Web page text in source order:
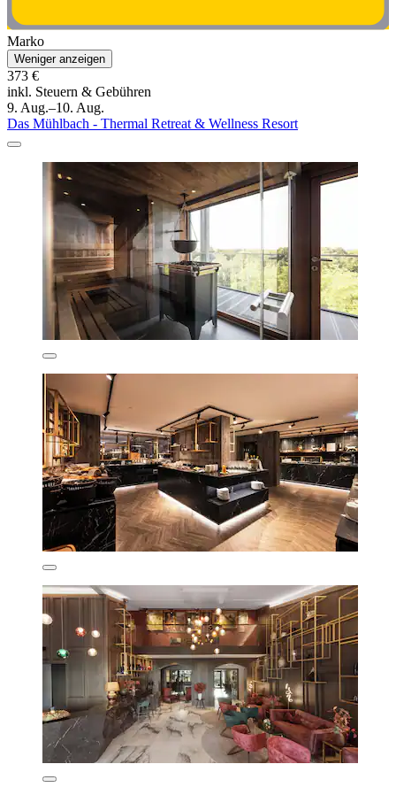
Marko
Weniger anzeigen
373 €
inkl. Steuern & Gebühren
9. Aug.–10. Aug.
Das Mühlbach - Thermal Retreat & Wellness Resort